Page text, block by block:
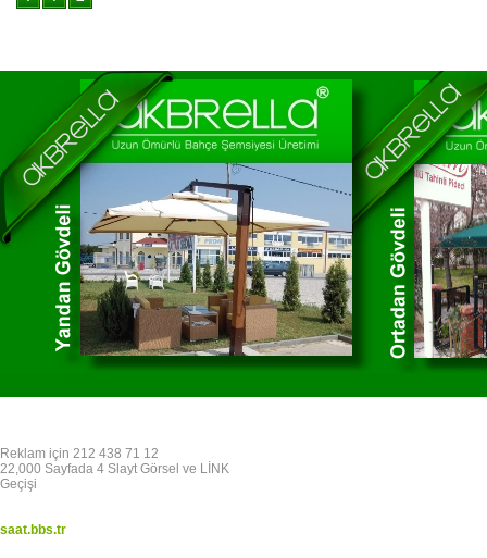
Reklam için 212 438 71 12
22,000 Sayfada 4 Slayt Görsel ve LİNK
Geçişi
saat.bbs.tr